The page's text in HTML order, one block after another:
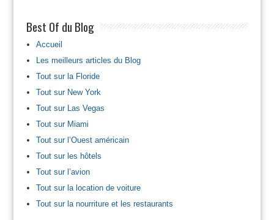
Best Of du Blog
Accueil
Les meilleurs articles du Blog
Tout sur la Floride
Tout sur New York
Tout sur Las Vegas
Tout sur Miami
Tout sur l’Ouest américain
Tout sur les hôtels
Tout sur l’avion
Tout sur la location de voiture
Tout sur la nourriture et les restaurants